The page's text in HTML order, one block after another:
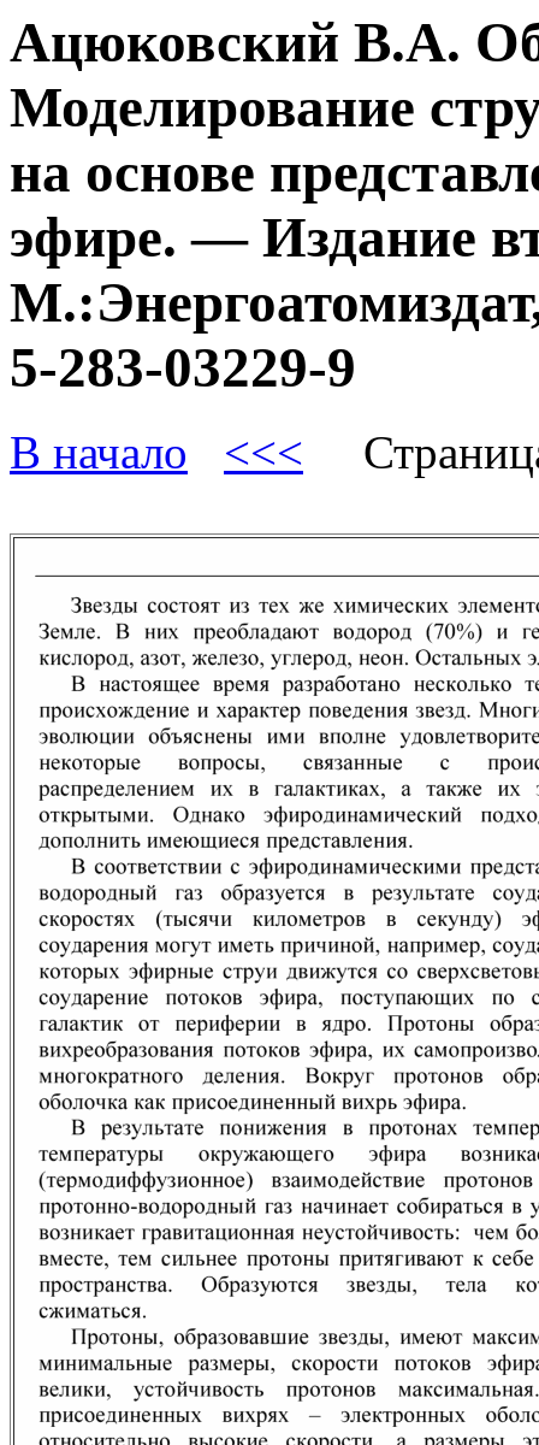
Ацюковский В.А.
Моделирование
на основе
эфире. — Издание
5-283-03229-9
В начало <<<